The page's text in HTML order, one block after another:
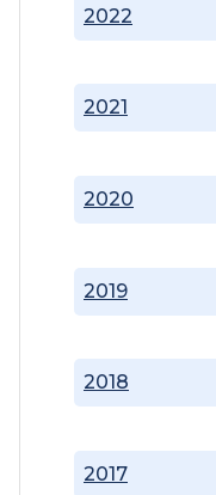
2017
2018
2019
2020
2021
2022